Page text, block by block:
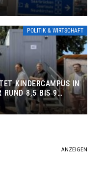
POLITIK & WIRTSCHAFT
KINDERCAMPUS IN
RUND 8,5 BIS 9
ANZEIGEN